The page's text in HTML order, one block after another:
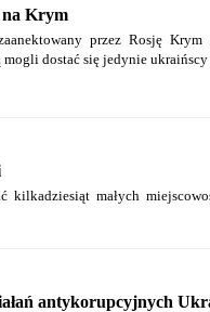
Krym
przez Rosję Krym
mogli dostać się jedynie
kilkadziesiąt małych
antykorupcyjnych